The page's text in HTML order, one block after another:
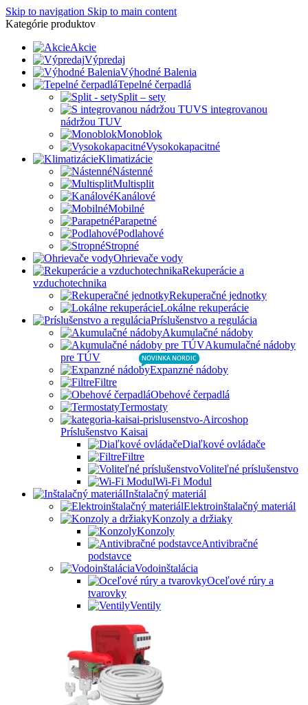
Skip to navigation Skip to main content
Kategórie produktov
Akcie
Výpredaj
Výhodné Balenia
Tepelné čerpadlá
Split – sety
S integrovanou
nádržou TUV
Monoblok
Vysokokapacitné
Klimatizácie
Nástenné
NOVINKA NORDIC
Multisplit
Kanálové
Mobilné
Parapetné
Podlahové
Stropné
Ohrievače vody
Rekuperácie a
vzduchotechnika
Rekuperačné jednotky
Lokálne rekuperácie
Príslušenstvo a regulácia
Akumulačné nádoby
Akumulačné nádoby
pre TÚV
Expanzné nádoby
Filtre
Obehové čerpadlá
Termostaty
Príslušenstvo Kaisai
Diaľkové ovládače
Filtre
Voliteľné príslušenstvo
Wi-Fi Modul
Inštalačný materiál
Elektroinštalačný materiál
Konzoly a držiaky
Konzoly
Antivibračné
podstavce
Vodoinštalácia
Oceľové rúry a
tvarovky
Ventily